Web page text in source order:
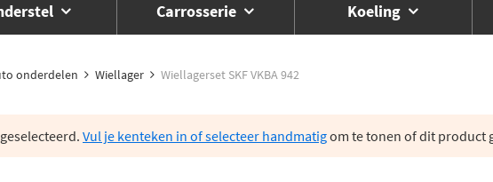
Carrosserie Koeling
onderdelen Wiellager Wiellagerset SKF VKBA 942
Vul je kenteken in of selecteer handmatigom te tonen of dit product